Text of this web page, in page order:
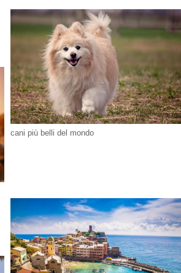
cani più belli del mondo